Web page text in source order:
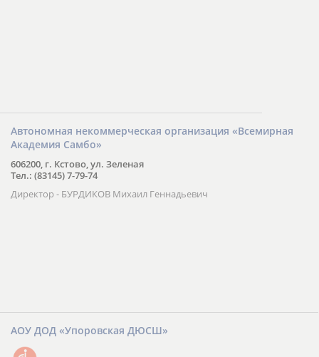
Автономная некоммерческая организация «Всемирная
Академия Самбо»
606200, г. Кстово, ул. Зеленая
Тел.: (83145) 7-79-74
Директор - БУРДИКОВ Михаил Геннадьевич
АОУ ДОД «Упоровская ДЮСШ»